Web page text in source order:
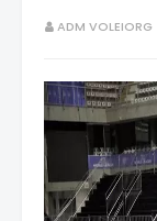
ADM VOLEIORG